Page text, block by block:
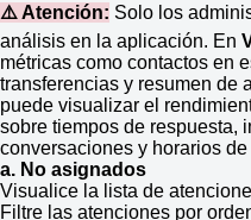
⚠️ Atención: Solo los
análisis en la aplicación. En
métricas como contactos en
transferencias y resumen de
puede visualizar el
sobre tiempos de respuesta,
conversaciones y horarios
a. No asignados
Visualice la lista de
Filtre las atenciones por